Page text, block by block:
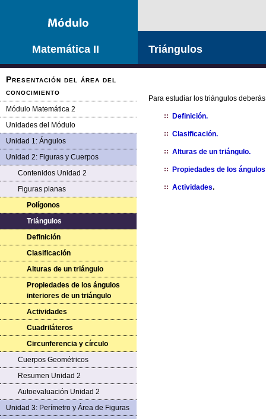
Matemática II
Presentación del área del
conocimiento
Módulo Matemática 2
Unidades del Módulo
Unidad 1: Ángulos
Unidad 2: Figuras y Cuerpos
Contenidos Unidad 2
Figuras planas
Polígonos
Triángulos
Definición
Clasificación
Alturas de un triángulo
Propiedades de los ángulos
interiores de un triángulo
Actividades
Cuadriláteros
Circunferencia y círculo
Cuerpos Geométricos
Resumen Unidad 2
Autoevaluación Unidad 2
Unidad 3: Perímetro y Área de Figuras
Triángulos
Para estudiar los triángulos
Definición.
Clasificación.
Alturas de un triángulo.
Propiedades de los
Actividades.